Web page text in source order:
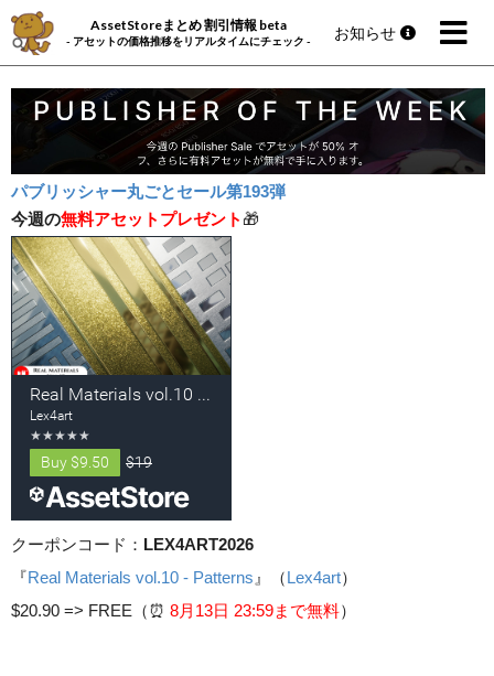
AssetStoreまとめ 割引情報 beta
- アセットの価格推移をリアルタイムにチェック - お知らせ
パブリッシャー丸ごとセール第193弾
今週の無料アセットプレゼント 🎁
クーポンコード： LEX4ART2026
『Real Materials vol.10 - Patterns 』（Lex4art）
$20.90 => FREE（⏰️ 8月13日 23:59まで無料）